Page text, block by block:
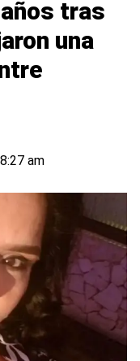
tras
una
am